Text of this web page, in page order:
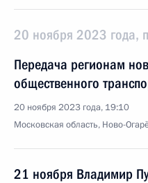
20 ноября 2023 года,
Передача регионам
общественного
20 ноября 2023 года, 19:10
Московская область, Ново-
21 ноября Владимир